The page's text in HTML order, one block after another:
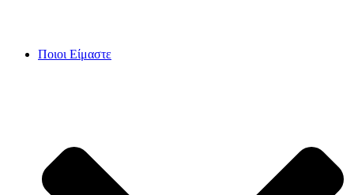
Ποιοι Είμαστε